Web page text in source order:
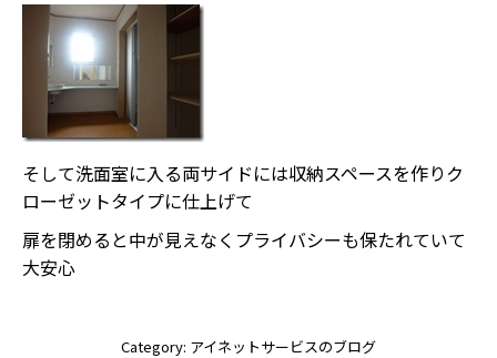
そして洗面室に入る両サイドには収納スペースを作りク
ローゼットタイプに仕上げて
扉を閉めると中が見えなくプライバシーも保たれていて
大安心
Category: アイネットサービスのブログ